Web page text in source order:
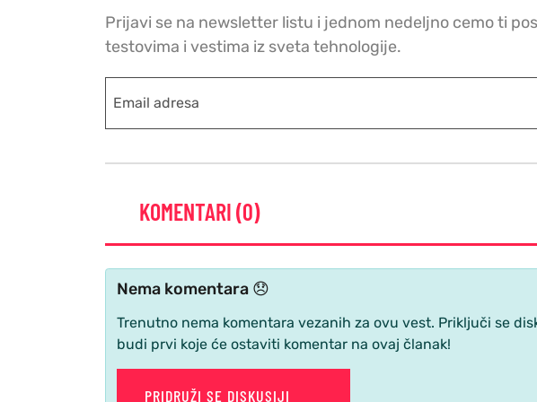
Prijavi se na newsletter listu i jednom nedeljno cemo ti
testovima i vestima iz sveta tehnologije.
KOMENTARI (0)
Nema komentara 😞
Trenutno nema komentara vezanih za ovu vest. Priključi se
budi prvi koje će ostaviti komentar na ovaj članak!
PRIDRUŽI SE DISKUSIJI